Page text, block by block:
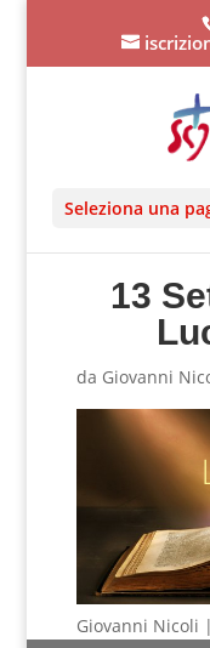
Seleziona una
13
da Giovanni
Giovanni Nicoli